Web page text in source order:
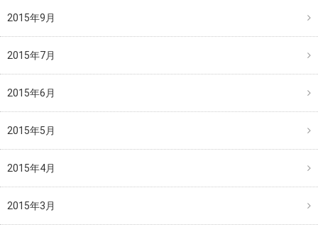
2015年9月
2015年7月
2015年6月
2015年5月
2015年4月
2015年3月